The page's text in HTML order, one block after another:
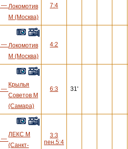
— Локомотив
М (Москва)
7:4
— Локомотив
М (Москва)
4:2
—
Крылья
Советов М
(Самара)
6:3 31'
—
ЛЕКС М
(Санкт-
3:3
пен.5:4